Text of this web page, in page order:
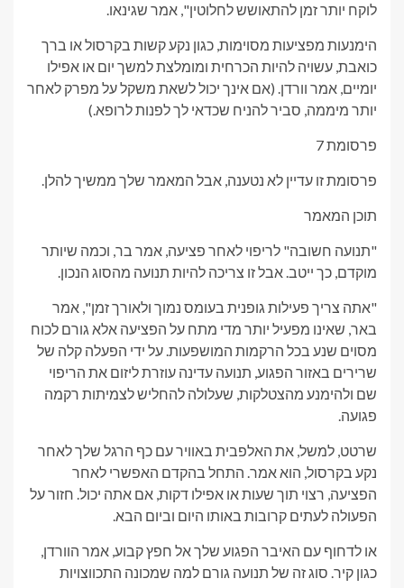
לוקח יותר זמן להתאושש לחלוטין", אמר שגינאו.
הימנעות מפציעות מסוימות, כגון נקע קשות בקרסול או ברך
כואבת, עשויה להיות הכרחית ומומלצת למשך יום או אפילו
יומיים, אמר וורדן. (אם אינך יכול לשאת משקל על מפרק לאחר
יותר מיממה, סביר להניח שכדאי לך לפנות לרופא.)
פרסומת 7
פרסומת זו עדיין לא נטענה, אבל המאמר שלך ממשיך להלן.
תוכן המאמר
"תנועה חשובה" לריפוי לאחר פציעה, אמר בר, וכמה שיותר
מוקדם, כך ייטב. אבל זו צריכה להיות תנועה מהסוג הנכון.
"אתה צריך פעילות גופנית בעומס נמוך ולאורך זמן", אמר
באר, שאינו מפעיל יותר מדי מתח על הפציעה אלא גורם לכוח
מסוים שנע בכל הרקמות המושפעות. על ידי הפעלה קלה של
שרירים באזור הפגוע, תנועה עדינה עוזרת ליזום את הריפוי
שם ולהימנע מהצטלקות, שעלולה להחליש לצמיתות רקמה
פגועה.
שרטט, למשל, את האלפבית באוויר עם כף הרגל שלך לאחר
נקע בקרסול, הוא אמר. התחל בהקדם האפשרי לאחר
הפציעה, רצוי תוך שעות או אפילו דקות, אם אתה יכול. חזור על
הפעולה לעתים קרובות באותו היום וביום הבא.
או לדחוף עם האיבר הפגוע שלך אל חפץ קבוע, אמר הוורדן,
כגון קיר. סוג זה של תנועה גורם למה שמכונה התכווצויות